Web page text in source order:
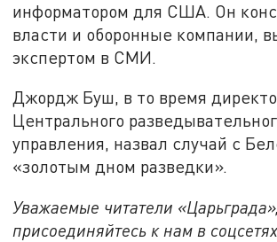
информатором для США. Он
власти и оборонные компании,
экспертом в СМИ.
Джордж Буш, в то время
Центрального
управления, назвал случай с
«золотым дном разведки».
Уважаемые читатели «Царьграда»,
присоединяйтесь к нам в соцсетях